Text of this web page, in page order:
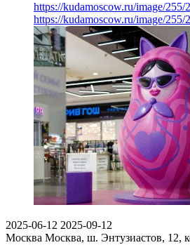
https://kudamoscow.ru/image/
https://kudamoscow.ru/image/
2025-06-12 2025-09-12
Москва Москва, ш. Энтузиастов, 12,